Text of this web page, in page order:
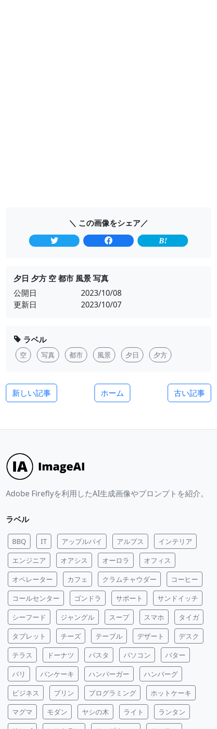
＼ この画像をシェア／
夕日 夕方 空 都市 風景 写真
公開日
2023/10/08
更新日
2023/10/07
ラベル
空 写真 都市 風景 夕日 夕方
新しい記事 ホーム 古い記事
Adobe Fireflyを利用したAI生成画像やプロンプトを紹介。
ラベル
BBQ IT アップルパイ アルプス インテリア
エンジニア オアシス オーロラ オフィス
オペレーター カフェ クラムチャウダー コーヒー
コールセンター ゴンドラ サポート サンドイッチ
シーフード ジャングル スープ スマホ タイガ
タブレット チーズ テーブル デザート デスク
テラス ドーナツ パスタ パソコン バター
パリ パンケーキ ハンバーガー ハンバーグ
ビジネス プリン プログラミング ホットケーキ
マグマ モダン ヤシの木 ライト ランタン